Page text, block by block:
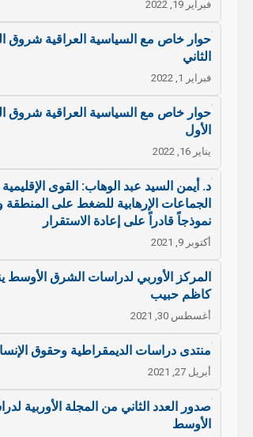
فبراير 19, 2022
حوار خاص مع السياسية العراقية شروق
الثاني
فبراير 1, 2022
حوار خاص مع السياسية العراقية شروق
الأول
يناير 16, 2022
د. أيمن السيد عبد الوهاب: القوى
الجماعات الإرهابية للضغط على
نموذجاً قادراً على إعادة الاستقرار
أكتوبر 9, 2021
المركز الأوربي لدراسات الشرق الأوسط
كاظم حبيب
أغسطس 30, 2021
منتدى دراسات الديمقراطية وحقوق
أبريل 27, 2021
صدور العدد الثاني من المجلة الأوربية
الأوسط